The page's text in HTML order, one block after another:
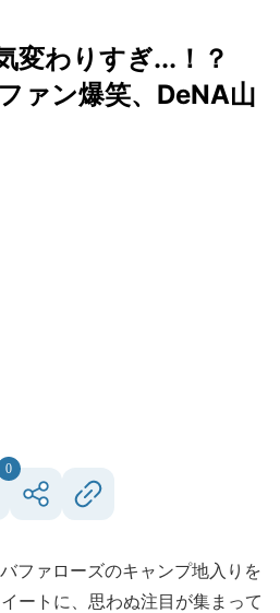
変わりすぎ...！？
ァン爆笑、DeNA山
0
ファローズのキャンプ地入りを
ートに、思わぬ注目が集まって